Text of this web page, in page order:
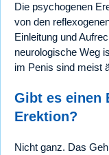
Die psychogenen
von den
Einleitung und
neurologische Weg
im Penis sind meist
Gibt es einen
Erektion?
Nicht ganz. Das